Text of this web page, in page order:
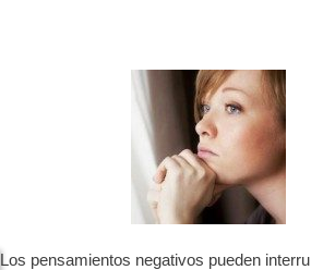
Los pensamientos negativos pueden